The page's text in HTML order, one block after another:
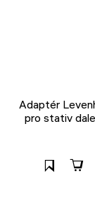
Adaptér
pro stativ